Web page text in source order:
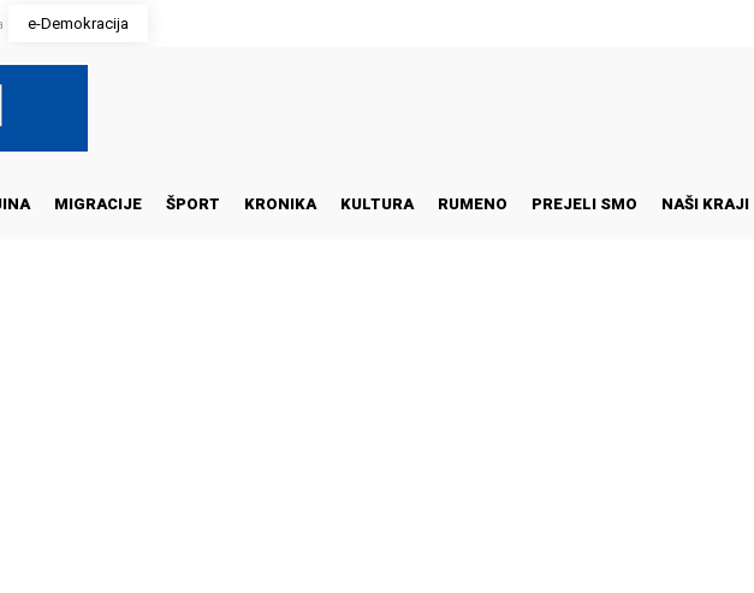
e-Demokracija
MIGRACIJE ŠPORT KRONIKA KULTURA RUMENO PREJELI SMO NAŠI KRAJI